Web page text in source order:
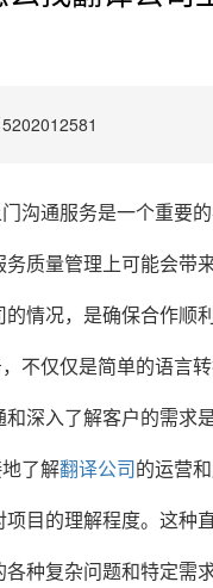
沟通服务是一个重要
质量管理上可能会带
情况，是确保合作顺
不仅仅是简单的语言
深入了解客户的需求
了解翻译公司 的运营
目的理解程度。这种
种复杂问题和特定需求